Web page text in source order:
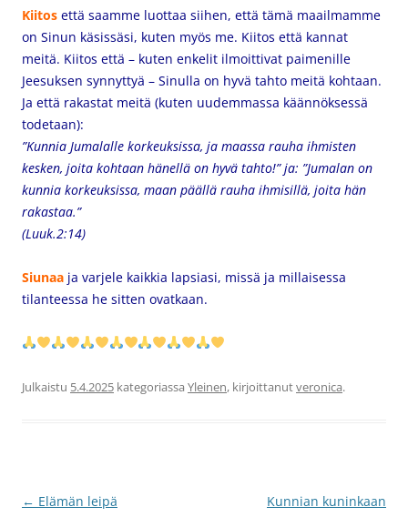
Kiitos että saamme luottaa siihen, että tämä maailmamme
on Sinun käsissäsi, kuten myös me. Kiitos että kannat
meitä. Kiitos että – kuten enkelit ilmoittivat paimenille
Jeesuksen synnyttyä – Sinulla on hyvä tahto meitä kohtaan.
Ja että rakastat meitä (kuten uudemmassa käännöksessä
todetaan):
”Kunnia Jumalalle korkeuksissa, ja maassa rauha ihmisten
kesken, joita kohtaan hänellä on hyvä tahto!” ja: ”Jumalan on
kunnia korkeuksissa, maan päällä rauha ihmisillä, joita hän
rakastaa.”
(Luuk.2:14)
Siunaa ja varjele kaikkia lapsiasi, missä ja millaisessa
tilanteessa he sitten ovatkaan.
Julkaistu 5.4.2025 kategoriassa Yleinen, kirjoittanutveronica.
Artikkelien
← Elämän leipä
Kunnian kuninkaan